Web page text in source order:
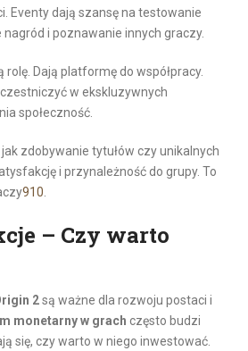
Eventy dają szansę na testowanie
i poznawanie innych graczy.
Dają platformę do współpracy.
w ekskluzywnych
społeczność.
zdobywanie tytułów czy unikalnych
i przynależność do grupy. To
910
– Czy warto
2są ważne dla rozwoju postaci i
monetarny w grach często budzi
się, czy warto w niego inwestować.